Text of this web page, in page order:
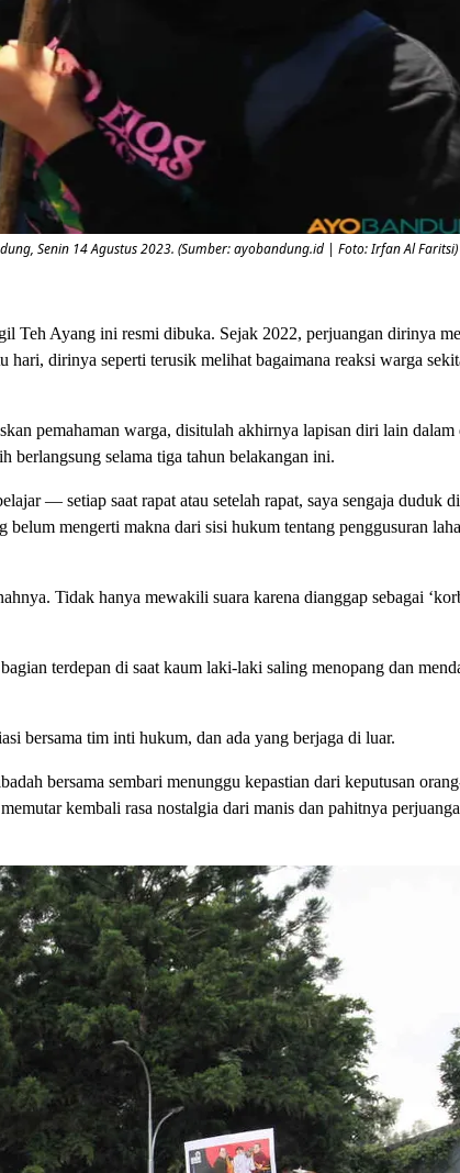
Senin 14 Agustus 2023. (Sumber: ayobandung.id | Foto: Irfan Al Faritsi)
Teh Ayang ini resmi dibuka. Sejak 2022, perjuangan dirinya
dirinya seperti terusik melihat bagaimana reaksi warga
pemahaman warga, disitulah akhirnya lapisan diri lain
berlangsung selama tiga tahun belakangan ini.
— setiap saat rapat atau setelah rapat, saya sengaja duduk
mengerti makna dari sisi hukum tentang penggusuran
Tidak hanya mewakili suara karena dianggap sebagai
terdepan di saat kaum laki-laki saling menopang dan
bersama tim inti hukum, dan ada yang berjaga di luar.
bersama sembari menunggu kepastian dari keputusan
kembali rasa nostalgia dari manis dan pahitnya